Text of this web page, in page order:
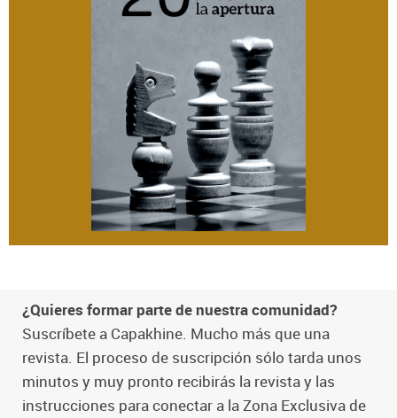
¿Quieres formar parte de nuestra comunidad?
Suscríbete a Capakhine. Mucho más que una
revista. El proceso de suscripción sólo tarda unos
minutos y muy pronto recibirás la revista y las
instrucciones para conectar a la Zona Exclusiva de